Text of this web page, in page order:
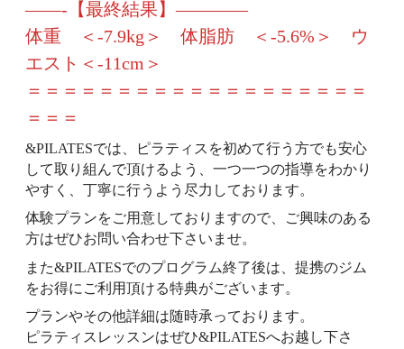
——-【最終結果】————
体重 ＜-7.9kg＞ 体脂肪 ＜-5.6%＞ ウ
エスト＜-11cm＞
＝＝＝＝＝＝＝＝＝＝＝＝＝＝＝＝＝＝＝
＝＝＝
&PILATESでは、ピラティスを初めて行う方でも安心
して取り組んで頂けるよう、一つ一つの指導をわかり
やすく、丁寧に行うよう尽力しております。
体験プランをご用意しておりますので、ご興味のある
方はぜひお問い合わせ下さいませ。
また&PILATESでのプログラム終了後は、提携のジム
をお得にご利用頂ける特典がございます。
プランやその他詳細は随時承っております。
ピラティスレッスンはぜひ&PILATESへお越し下さ